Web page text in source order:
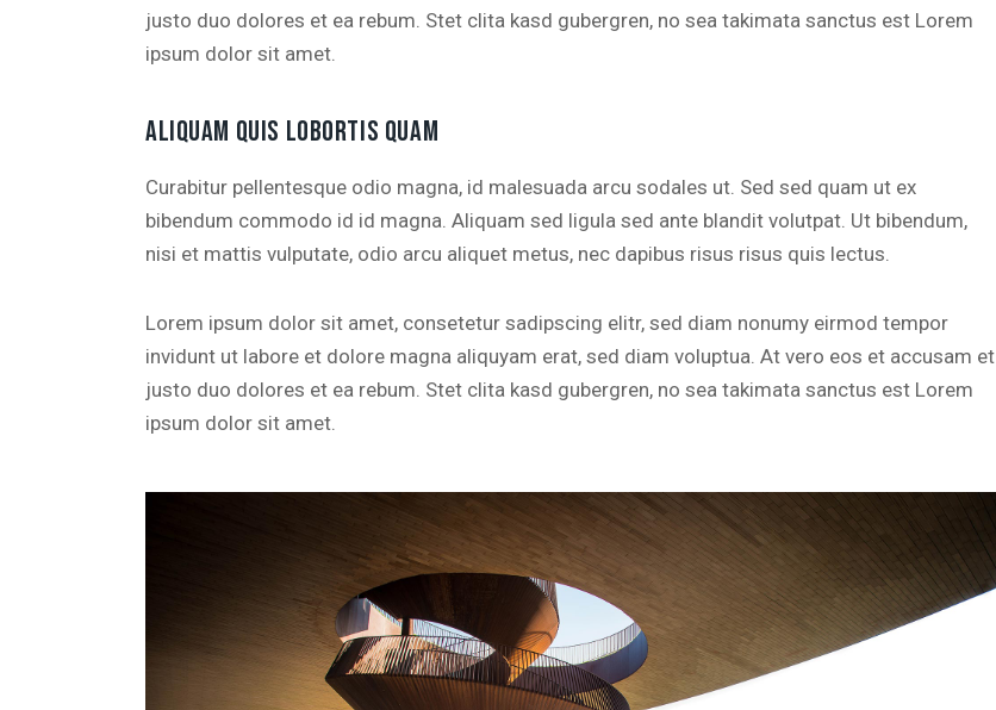
justo duo dolores et ea rebum. Stet clita kasd gubergren, no sea takimata sanctus est Lorem
ipsum dolor sit amet.
ALIQUAM QUIS LOBORTIS QUAM
Curabitur pellentesque odio magna, id malesuada arcu sodales ut. Sed sed quam ut ex
bibendum commodo id id magna. Aliquam sed ligula sed ante blandit volutpat. Ut bibendum,
nisi et mattis vulputate, odio arcu aliquet metus, nec dapibus risus risus quis lectus.
Lorem ipsum dolor sit amet, consetetur sadipscing elitr, sed diam nonumy eirmod tempor
invidunt ut labore et dolore magna aliquyam erat, sed diam voluptua. At vero eos et accusam et
justo duo dolores et ea rebum. Stet clita kasd gubergren, no sea takimata sanctus est Lorem
ipsum dolor sit amet.